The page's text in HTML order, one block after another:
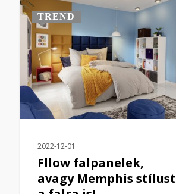
TREND
2022-12-01
Fllow falpanelek,
avagy Memphis stílust